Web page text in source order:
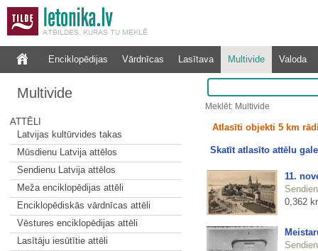
Enciklopēdijas Vārdnīcas Lasītava Multivide Valoda
Multivide
ATTĒLI
Latvijas kultūrvides takas
Mūsdienu Latvija attēlos
Sendienu Latvija attēlos
Meža enciklopēdijas attēli
Enciklopēdiskās vārdnīcas attēli
Vēstures enciklopēdijas attēli
Lasītāju iesūtītie attēli
Meklēt: Multivide
Atlasīti objekti 5 km
Skatīt atlasīto attēlu
11.
0,362